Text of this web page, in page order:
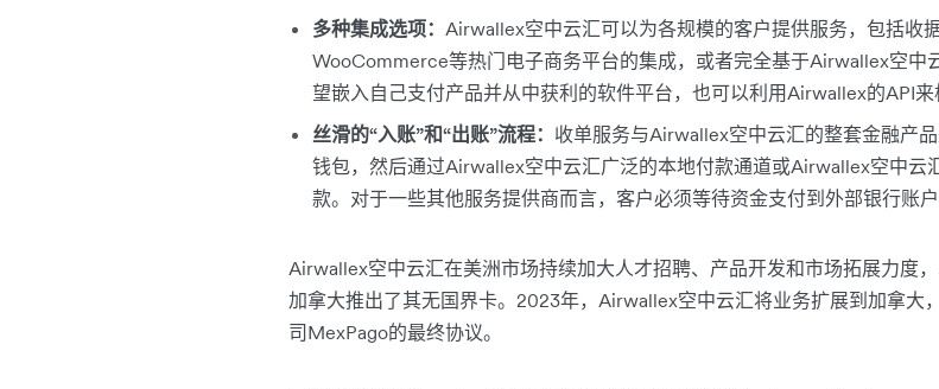
多种集成选项： Airwallex空中云汇可以为各规模的客户提供服务，包括收
WooCommerce等热门电子商务平台的集成，或者完全基于Airwallex空中
望嵌入自己支付产品并从中获利的软件平台，也可以利用Airwallex的API来
丝滑的“入账”和“出账”流程： 收单服务与Airwallex空中云汇的整套金融产
钱包，然后通过Airwallex空中云汇广泛的本地付款通道或Airwallex空中云
款。对于一些其他服务提供商而言，客户必须等待资金支付到外部银行账户
Airwallex空中云汇在美洲市场持续加大人才招聘、产品开发和市场拓展力度
加拿大推出了其无国界卡。2023年，Airwallex空中云汇将业务扩展到加拿大
司MexPago的最终协议。